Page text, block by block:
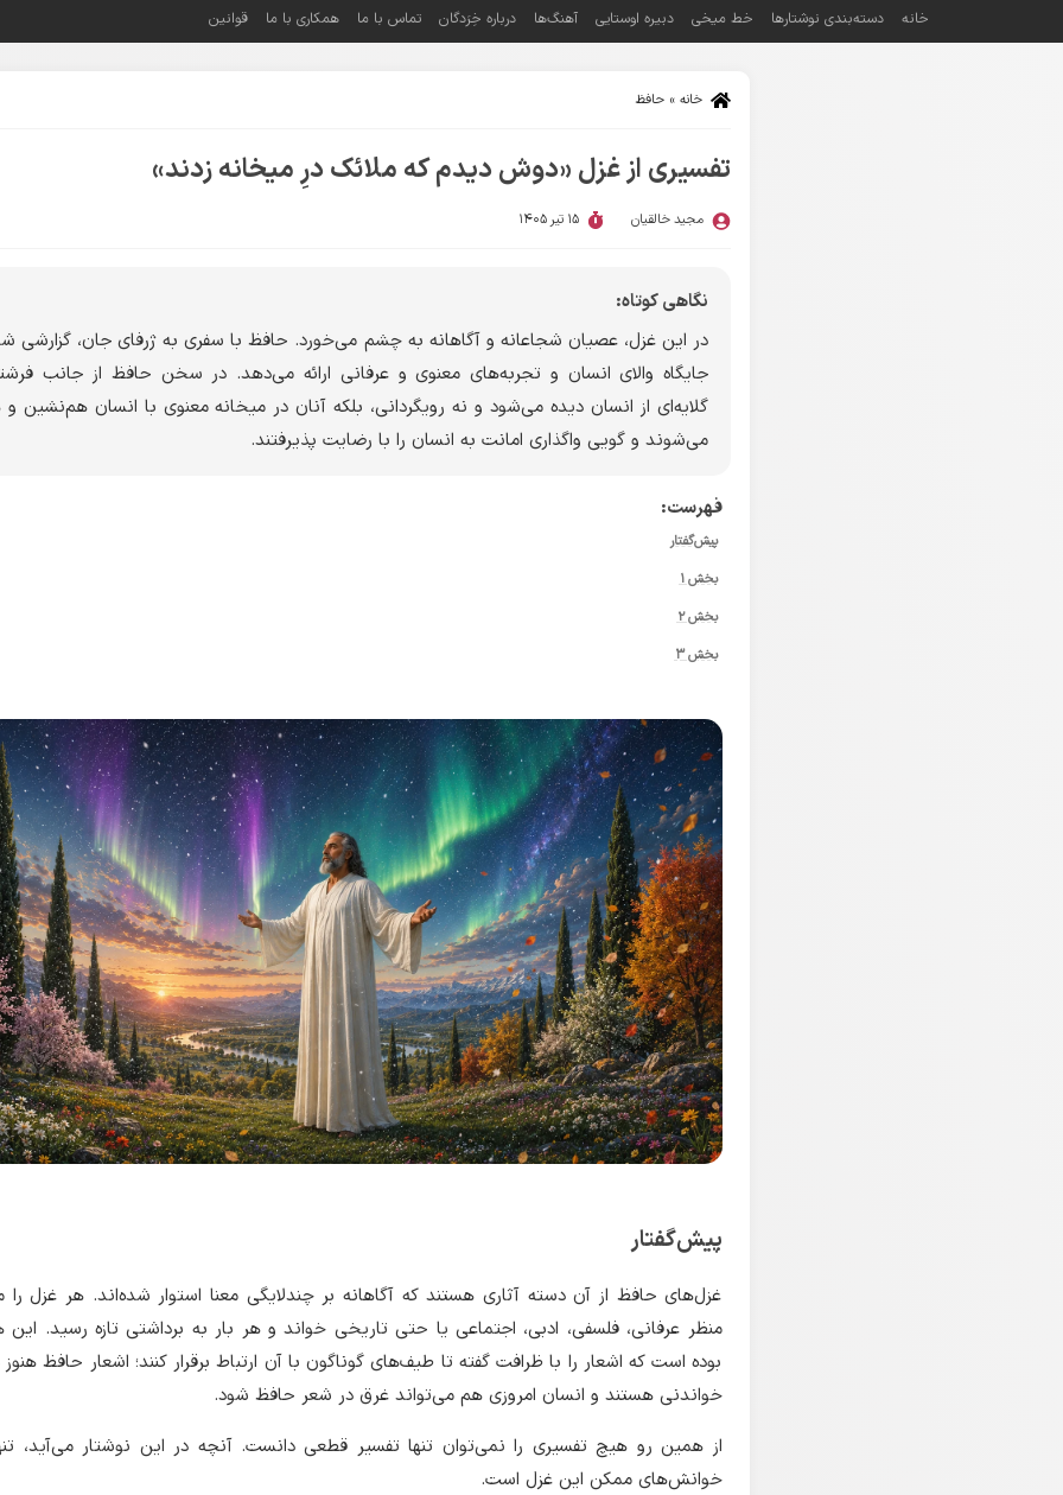
خانه » حافظ
تفسیری از غزل «دوش دیدم که ملائک درِ میخانه زدند»
مجید خالقیان 15 تیر 1405
نگاهی کوتاه:
در این غزل، عصیان شجاعانه و آگاهانه به چشم می‌خورد. حافظ با سفری به ژرفای جان، گزارشی
جایگاه والای انسان و تجربه‌های معنوی و عرفانی ارائه می‌دهد. در سخن حافظ از جانب
گلایه‌ای از انسان دیده می‌شود و نه رویگردانی، بلکه آنان در میخانه معنوی با انسان هم‌نشین و
می‌شوند و گویی واگذاری امانت به انسان را با رضایت پذیرفتند.
فهرست:
پیش‌گفتار
بخش ۱
بخش ۲
بخش ۳
پیش‌گفتار
غزل‌های حافظ از آن دسته آثاری هستند که آگاهانه بر چندلایگی معنا استوار شده‌اند. هر غزل را
منظر عرفانی، فلسفی، ادبی، اجتماعی یا حتی تاریخی خواند و هر بار به برداشتی تازه رسید.
بوده است که اشعار را با ظرافت گفته تا طیف‌های گوناگون با آن ارتباط برقرار کنند؛ اشعار حافظ
خواندنی هستند و انسان امروزی هم می‌تواند غرق در شعر حافظ شود.
از همین رو هیچ تفسیری را نمی‌توان تنها تفسیر قطعی دانست. آنچه در این نوشتار می‌آید،
خوانش‌های ممکن این غزل است.
خانه دسته‌بندی نوشتارها خط میخی دبیره اوستایی آهنگ‌ها درباره خِرَدگان تماس با ما همکاری با ما قوانین